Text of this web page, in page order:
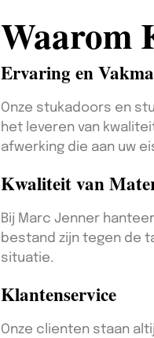
Waarom
Ervaring en
Onze stukadoors en
het leveren van
afwerking die aan uw
Kwaliteit van
Bij Marc Jenner
bestand zijn tegen de
situatie.
Klantenservice
Onze clienten staan